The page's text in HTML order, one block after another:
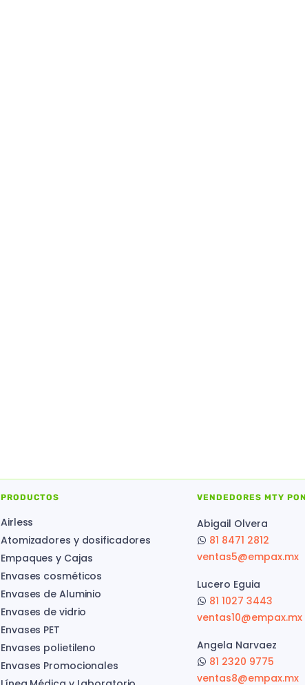
PRODUCTOS
Airless
Atomizadores y dosificadores
Empaques y Cajas
Envases cosméticos
Envases de Aluminio
Envases de vidrio
Envases PET
Envases polietileno
Envases Promocionales
VENDEDORES MTY
Abigail Olvera
81 8471 2812
ventas5@empax.mx
Lucero Eguia
81 1027 3443
ventas10@empax.mx
Angela Narvaez
81 2320 9775
ventas8@empax.mx